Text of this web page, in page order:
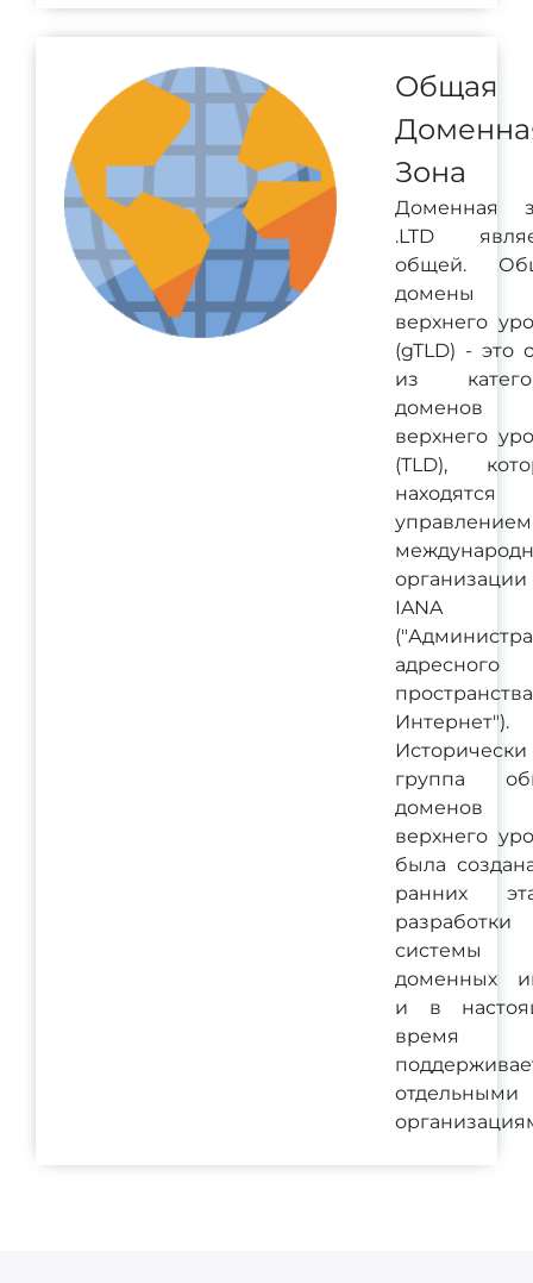
Общая
Зона
Доменная
.LTD
общей.
домены
верхнего
(gTLD) - это
из
доменов
верхнего
(TLD),
находятся
управлением
организации
IANA
адресного
пространства
Интернет").
Исторически
группа
доменов
верхнего
была
ранних
разработки
системы
доменных
и в
время
отдельными